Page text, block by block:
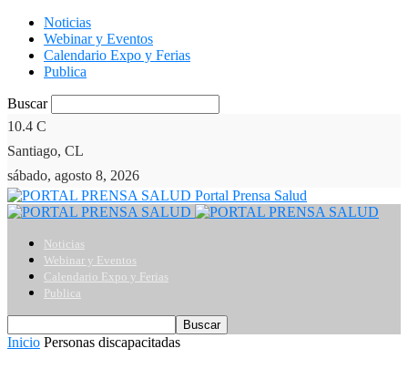
Noticias
Webinar y Eventos
Calendario Expo y Ferias
Publica
Buscar
10.4 C
Santiago, CL
sábado, agosto 8, 2026
Portal Prensa Salud
Noticias
Webinar y Eventos
Calendario Expo y Ferias
Publica
Inicio Personas discapacitadas